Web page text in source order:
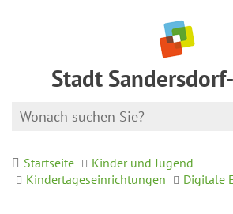
Stadt
Startseite
Kinder und Jugend
Kindertageseinrichtungen
Digitale